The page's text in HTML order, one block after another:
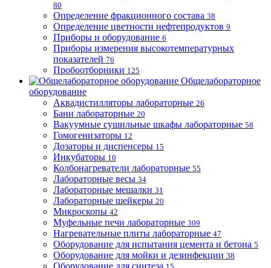
80
Определение фракционного состава 38
Определение цветности нефтепродуктов 9
Приборы и оборудование 6
Приборы измерения высокотемпературных
показателей 76
Пробоотборники 125
Общелабораторное
оборудование
Аквадистилляторы лабораторные 26
Бани лабораторные 20
Вакуумные сушильные шкафы лабораторные 58
Гомогенизаторы 12
Дозаторы и диспенсеры 15
Инкубаторы 10
Колбонагреватели лабораторные 55
Лабораторные весы 34
Лабораторные мешалки 31
Лабораторные шейкеры 20
Микроскопы 42
Муфельные печи лабораторные 309
Нагревательные плиты лабораторные 47
Оборудование для испытания цемента и бетона 5
Оборудование для мойки и дезинфекции 38
Оборудование для синтеза